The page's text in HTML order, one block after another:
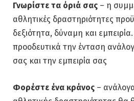
Γνωρίστε τα όριά σας – η
αθλητικές δραστηριότητες
δεξιότητα, δύναμη και
προοδευτικά την ένταση
σας και την εμπειρία σας
Φορέστε ένα κράνος –